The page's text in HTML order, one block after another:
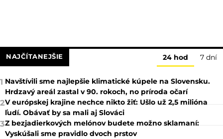
NAJČÍTANEJŠIE 24 hod 7 dní
1 Navštívili sme najlepšie klimatické kúpele na Slovensku.
Hrdzavý areál zastal v 90. rokoch, no príroda očarí
2V európskej krajine nechce nikto žiť: Ušlo už 2,5 milióna
ľudí. Obávať by sa mali aj Slováci
3Z bezjadierkových melónov budete možno sklamaní:
Vyskúšali sme pravidlo dvoch prstov